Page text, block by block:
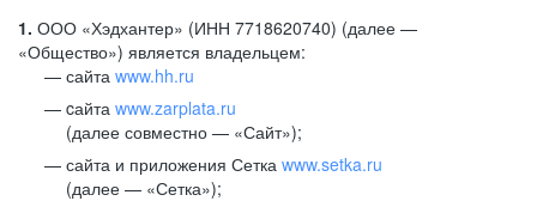
1. ООО «Хэдхантер» (ИНН 7718620740) (далее —
«Общество») является владельцем:
сайта www.hh.ru
cайта www.zarplata.ru
(далее совместно — «Сайт»);
сайта и приложения Сетка www.setka.ru
(далее — «Сетка»);